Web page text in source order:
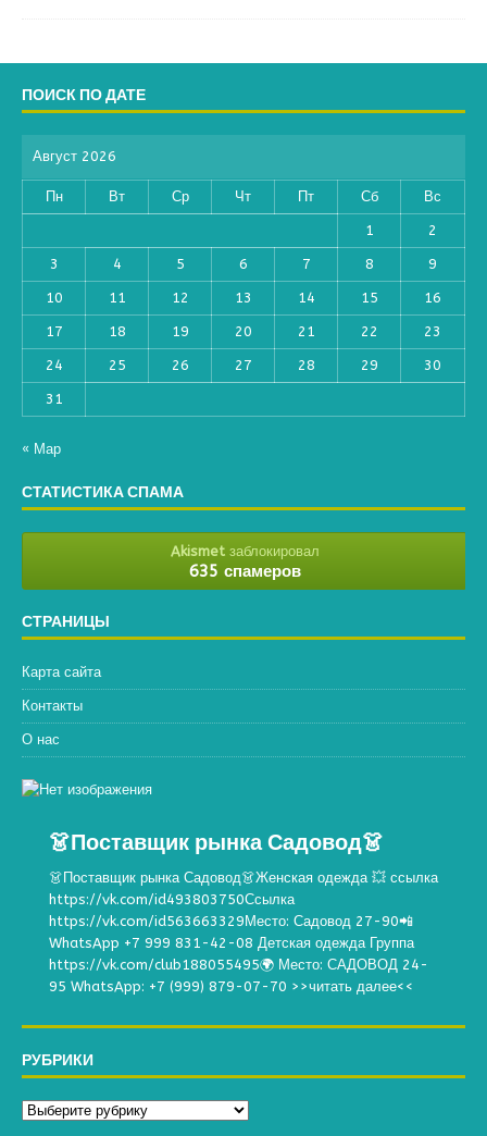
ПОИСК ПО ДАТЕ
Август 2026
Пн Вт Ср Чт Пт Сб Вс
1 2
3 4 5 6 7 8 9
10 11 12 13 14 15 16
17 18 19 20 21 22 23
24 25 26 27 28 29 30
31
« Мар
СТАТИСТИКА СПАМА
Akismetзаблокировал
635 спамеров
СТРАНИЦЫ
Карта сайта
Контакты
О нас
👗Поставщик рынка Садовод👗
👗Поставщик рынка Садовод👗Женская одежда 💥 ссылка
https://vk.com/id493803750Ссылка
https://vk.com/id563663329Место: Садовод 27-90📲
WhatsApp +7 999 831-42-08 Детская одежда Группа
https://vk.com/club188055495🌍 Место: САДОВОД 24-
95 WhatsApp: +7 (999) 879-07-70 >>читать далее<<
РУБРИКИ